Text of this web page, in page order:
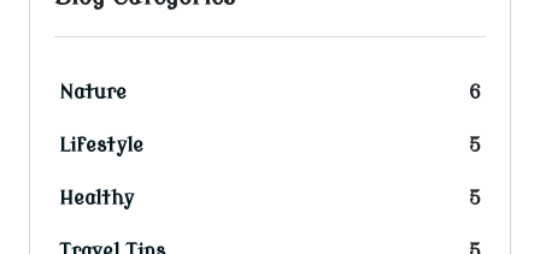
Nature 6
Lifestyle 5
Healthy 5